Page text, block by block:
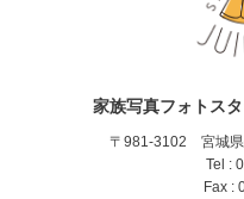
家族写真フォトス
〒981-3102 宮城県
Tel :
Fax :